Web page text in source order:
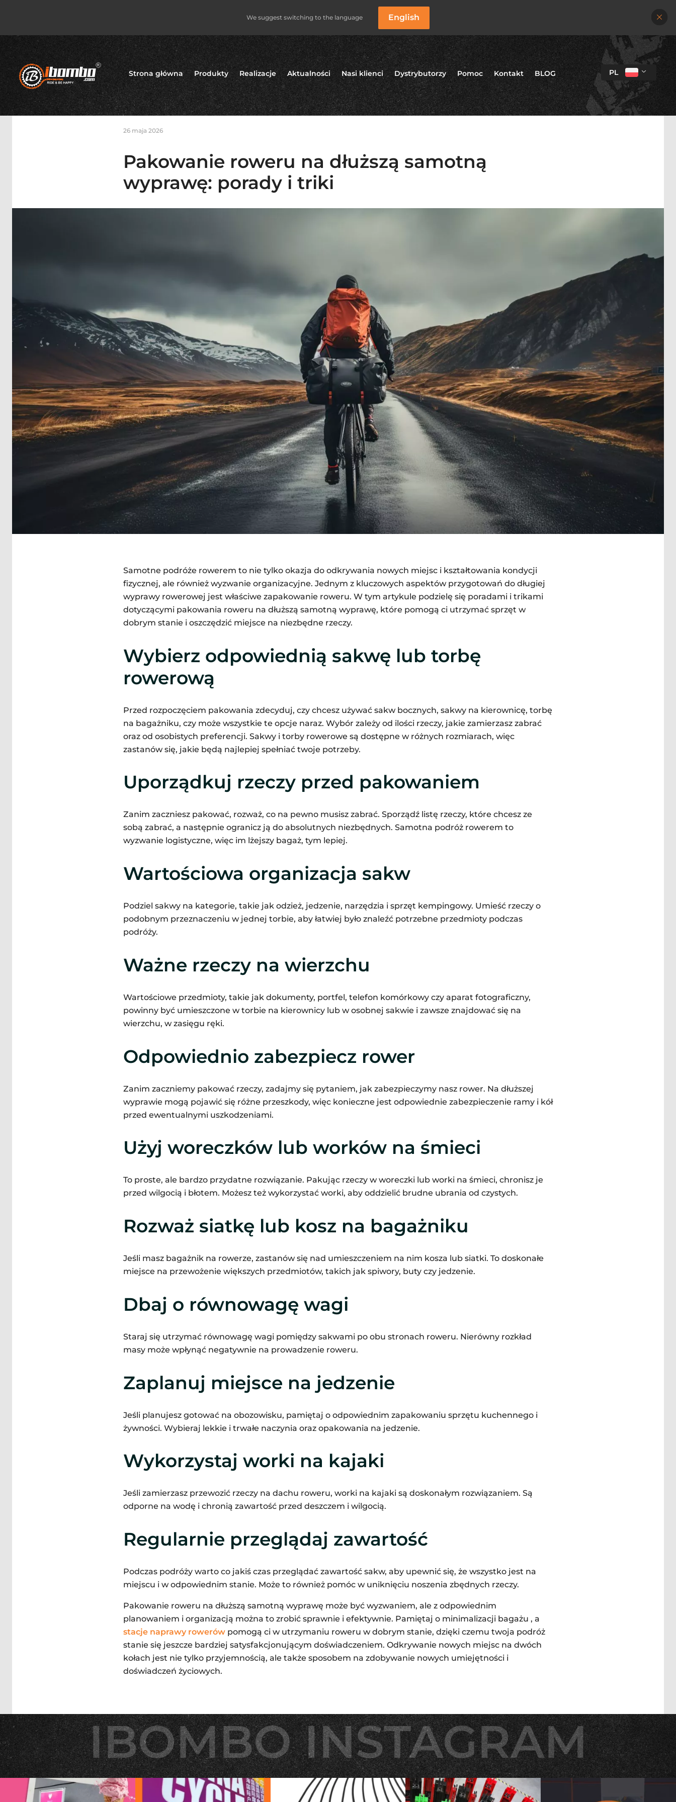
We suggest switching to the language English
Strona główna Produkty Realizacje Aktualności Nasi klienci Dystrybutorzy Pomoc Kontakt BLOG PL
26 maja 2026
Pakowanie roweru na dłuższą samotną
wyprawę: porady i triki
Samotne podróże rowerem to nie tylko okazja do odkrywania nowych miejsc i kształtowania kondycji
fizycznej, ale również wyzwanie organizacyjne. Jednym z kluczowych aspektów przygotowań do długiej
wyprawy rowerowej jest właściwe zapakowanie roweru. W tym artykule podzielę się poradami i trikami
dotyczącymi pakowania roweru na dłuższą samotną wyprawę, które pomogą ci utrzymać sprzęt w
dobrym stanie i oszczędzić miejsce na niezbędne rzeczy.
Wybierz odpowiednią sakwę lub torbę
rowerową
Przed rozpoczęciem pakowania zdecyduj, czy chcesz używać sakw bocznych, sakwy na kierownicę, torbę
na bagażniku, czy może wszystkie te opcje naraz. Wybór zależy od ilości rzeczy, jakie zamierzasz zabrać
oraz od osobistych preferencji. Sakwy i torby rowerowe są dostępne w różnych rozmiarach, więc
zastanów się, jakie będą najlepiej spełniać twoje potrzeby.
Uporządkuj rzeczy przed pakowaniem
Zanim zaczniesz pakować, rozważ, co na pewno musisz zabrać. Sporządź listę rzeczy, które chcesz ze
sobą zabrać, a następnie ogranicz ją do absolutnych niezbędnych. Samotna podróż rowerem to
wyzwanie logistyczne, więc im lżejszy bagaż, tym lepiej.
Wartościowa organizacja sakw
Podziel sakwy na kategorie, takie jak odzież, jedzenie, narzędzia i sprzęt kempingowy. Umieść rzeczy o
podobnym przeznaczeniu w jednej torbie, aby łatwiej było znaleźć potrzebne przedmioty podczas
podróży.
Ważne rzeczy na wierzchu
Wartościowe przedmioty, takie jak dokumenty, portfel, telefon komórkowy czy aparat fotograficzny,
powinny być umieszczone w torbie na kierownicy lub w osobnej sakwie i zawsze znajdować się na
wierzchu, w zasięgu ręki.
Odpowiednio zabezpiecz rower
Zanim zaczniemy pakować rzeczy, zadajmy się pytaniem, jak zabezpieczymy nasz rower. Na dłuższej
wyprawie mogą pojawić się różne przeszkody, więc konieczne jest odpowiednie zabezpieczenie ramy i kół
przed ewentualnymi uszkodzeniami.
Użyj woreczków lub worków na śmieci
To proste, ale bardzo przydatne rozwiązanie. Pakując rzeczy w woreczki lub worki na śmieci, chronisz je
przed wilgocią i błotem. Możesz też wykorzystać worki, aby oddzielić brudne ubrania od czystych.
Rozważ siatkę lub kosz na bagażniku
Jeśli masz bagażnik na rowerze, zastanów się nad umieszczeniem na nim kosza lub siatki. To doskonałe
miejsce na przewożenie większych przedmiotów, takich jak spiwory, buty czy jedzenie.
Dbaj o równowagę wagi
Staraj się utrzymać równowagę wagi pomiędzy sakwami po obu stronach roweru. Nierówny rozkład
masy może wpłynąć negatywnie na prowadzenie roweru.
Zaplanuj miejsce na jedzenie
Jeśli planujesz gotować na obozowisku, pamiętaj o odpowiednim zapakowaniu sprzętu kuchennego i
żywności. Wybieraj lekkie i trwałe naczynia oraz opakowania na jedzenie.
Wykorzystaj worki na kajaki
Jeśli zamierzasz przewozić rzeczy na dachu roweru, worki na kajaki są doskonałym rozwiązaniem. Są
odporne na wodę i chronią zawartość przed deszczem i wilgocią.
Regularnie przeglądaj zawartość
Podczas podróży warto co jakiś czas przeglądać zawartość sakw, aby upewnić się, że wszystko jest na
miejscu i w odpowiednim stanie. Może to również pomóc w uniknięciu noszenia zbędnych rzeczy.
Pakowanie roweru na dłuższą samotną wyprawę może być wyzwaniem, ale z odpowiednim
planowaniem i organizacją można to zrobić sprawnie i efektywnie. Pamiętaj o minimalizacji bagażu , a
stacje naprawy rowerów pomogą ci w utrzymaniu roweru w dobrym stanie, dzięki czemu twoja podróż
stanie się jeszcze bardziej satysfakcjonującym doświadczeniem. Odkrywanie nowych miejsc na dwóch
kołach jest nie tylko przyjemnością, ale także sposobem na zdobywanie nowych umiejętności i
doświadczeń życiowych.
IBOMBO INSTAGRAM
IBOMBO INSTAGRAM